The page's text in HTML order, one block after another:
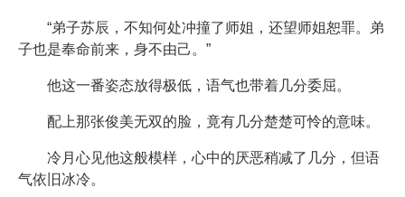
“弟子苏辰，不知何处冲撞了师姐，还望师姐恕罪。弟
子也是奉命前来，身不由己。”
他这一番姿态放得极低，语气也带着几分委屈。
配上那张俊美无双的脸，竟有几分楚楚可怜的意味。
冷月心见他这般模样，心中的厌恶稍减了几分，但语
气依旧冰冷。